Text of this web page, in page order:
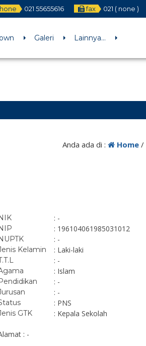
021 55655616 fax 021 ( none )
Galeri Lainnya…
Anda ada di : Home/
: -
: 196104061985031012
: -
Kelamin : Laki-laki
: -
: Islam
: -
: -
: PNS
GTK : Kepala Sekolah
: -